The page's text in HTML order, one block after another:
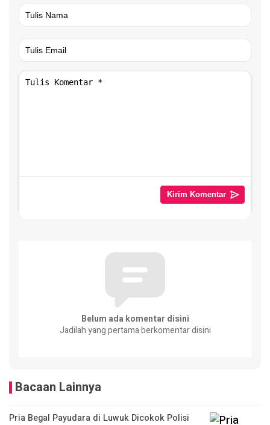
Belum ada komentar disini
Jadilah yang pertama berkomentar disini
Bacaan Lainnya
Pria Begal Payudara di Luwuk Dicokok Polisi